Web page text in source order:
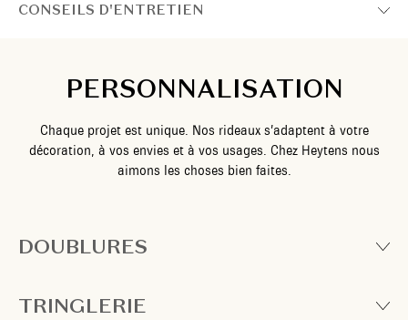
CONSEILS D'ENTRETIEN
PERSONNALISATION
Chaque projet est unique. Nos rideaux s’adaptent à votre
décoration, à vos envies et à vos usages. Chez Heytens nous
aimons les choses bien faites.
DOUBLURES
TRINGLERIE